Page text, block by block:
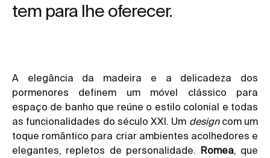
tem para lhe oferecer.
A elegância da madeira e a delicadeza dos
pormenores definem um móvel clássico para
espaço de banho que reúne o estilo colonial e todas
as funcionalidades do século XXI. Um designcom um
toque romântico para criar ambientes acolhedores e
elegantes, repletos de personalidade. Romea, que